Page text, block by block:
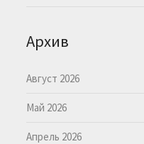
Архив
Август 2026
Май 2026
Апрель 2026